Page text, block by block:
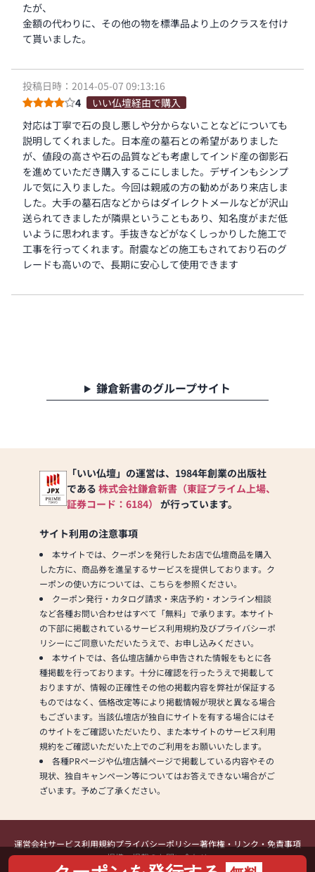
たが、
金額の代わりに、その他の物を標準品より上のクラスを付け
て貰いました。
投稿日時：2014-05-07 09:13:16
4
いい仏壇経由で購入
対応は丁寧で石の良し悪しや分からないことなどについても
説明してくれました。日本産の墓石との希望がありました
が、値段の高さや石の品質なども考慮してインド産の御影石
を進めていただき購入するこにしました。デザインもシンプ
ルで気に入りました。今回は親戚の方の勧めがあり来店しま
した。大手の墓石店などからはダイレクトメールなどが沢山
送られてきましたが隣県ということもあり、知名度がまだ低
いように思われます。手抜きなどがなくしっかりした施工で
工事を行ってくれます。耐震などの施工もされており石のグ
レードも高いので、長期に安心して使用できます
鎌倉新書のグループサイト
「いい仏壇」の運営は、1984年創業の出版社
である 株式会社鎌倉新書（東証プライム上場、
証券コード：6184） が行っています。
サイト利用の注意事項
本サイトでは、クーポンを発行したお店で仏壇商品を購入
した方に、商品券を進呈するサービスを提供しております。ク
ーポンの使い方については、こちらを参照ください。
クーポン発行・カタログ請求・来店予約・オンライン相談
など各種お問い合わせはすべて「無料」で承ります。本サイト
の下部に掲載されているサービス利用規約及びプライバシーポ
リシーにご同意いただいたうえで、お申し込みください。
本サイトでは、各仏壇店舗から申告された情報をもとに各
種掲載を行っております。十分に確認を行ったうえで掲載して
おりますが、情報の正確性その他の掲載内容を弊社が保証する
ものではなく、価格改定等により掲載情報が現状と異なる場合
もございます。当該仏壇店が独自にサイトを有する場合にはそ
のサイトをご確認いただいたり、また本サイトのサービス利用
規約をご確認いただいた上でのご利用をお願いいたします。
各種PRページや仏壇店舗ページで掲載している内容やその
現状、独自キャンペーン等についてはお答えできない場合がご
ざいます。予めご了承ください。
運営会社サービス利用規約プライバシーポリシー著作権・リンク・免責事項
提携・掲載のお問い合わせ